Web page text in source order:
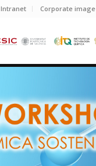
Intranet Corporate image